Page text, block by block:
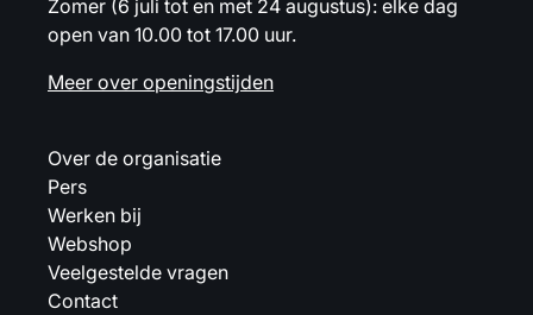
Zomer (6 juli tot en met 24 augustus): elke dag
open van 10.00 tot 17.00 uur.
Meer over openingstijden
Over de organisatie
Pers
Werken bij
Webshop
Veelgestelde vragen
Contact